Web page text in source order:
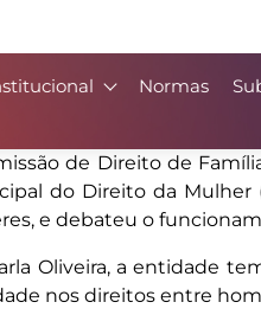
Normas
de Direito de
do Direito da Mulher
e debateu o
Oliveira, a entidade
nos direitos entre